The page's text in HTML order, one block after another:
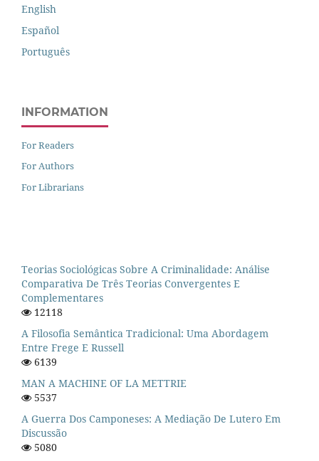
English
Español
Português
INFORMATION
For Readers
For Authors
For Librarians
Teorias Sociológicas Sobre A Criminalidade: Análise
Comparativa De Três Teorias Convergentes E
Complementares
12118
A Filosofia Semântica Tradicional: Uma Abordagem
Entre Frege E Russell
6139
MAN A MACHINE OF LA METTRIE
5537
A Guerra Dos Camponeses: A Mediação De Lutero Em
Discussão
5080